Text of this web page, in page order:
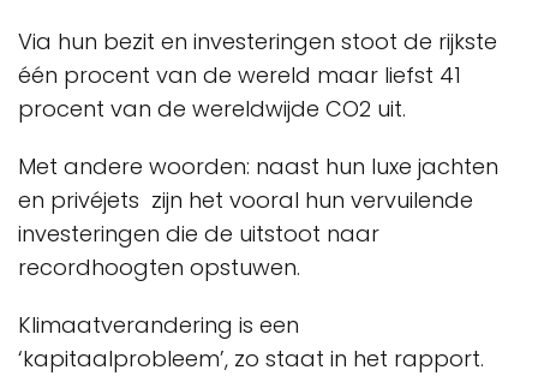
Via hun bezit en investeringen stoot de rijkste
één procent van de wereld maar liefst 41
procent van de wereldwijde CO2 uit.
Met andere woorden: naast hun luxe jachten
en privéjets zijn het vooral hun vervuilende
investeringen die de uitstoot naar
recordhoogten opstuwen.
Klimaatverandering is een
‘kapitaalprobleem’, zo staat in het rapport.